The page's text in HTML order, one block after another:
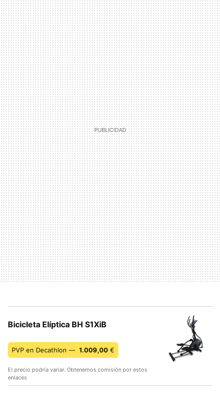
Bicicleta Elíptica BH S1XiB
PVP en Decathlon — 1.009,00 €
El precio podría variar. Obtenemos comisión por estos
enlaces